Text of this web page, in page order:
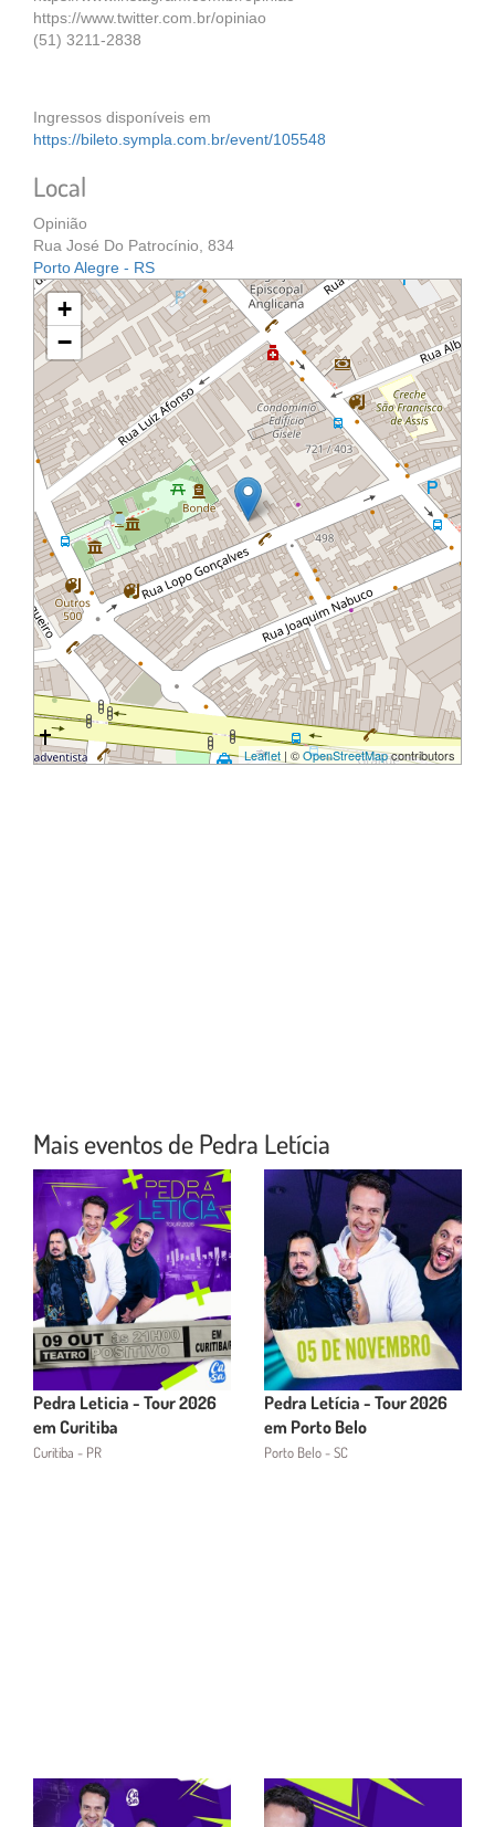
https://www.twitter.com.br/opiniao
(51) 3211-2838
Ingressos disponíveis em
https://bileto.sympla.com.br/event/105548
Local
Opinião
Rua José Do Patrocínio, 834
Porto Alegre - RS
+
−
Leaflet | ©OpenStreetMapcontributors
Mais eventos de Pedra Letícia
Pedra Leticia - Tour 2026
em Curitiba
Curitiba - PR
Pedra Letícia - Tour 2026
em Porto Belo
Porto Belo - SC